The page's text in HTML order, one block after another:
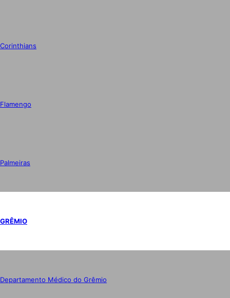
Corinthians
Flamengo
Palmeiras
GRÊMIO
Departamento Médico do Grêmio